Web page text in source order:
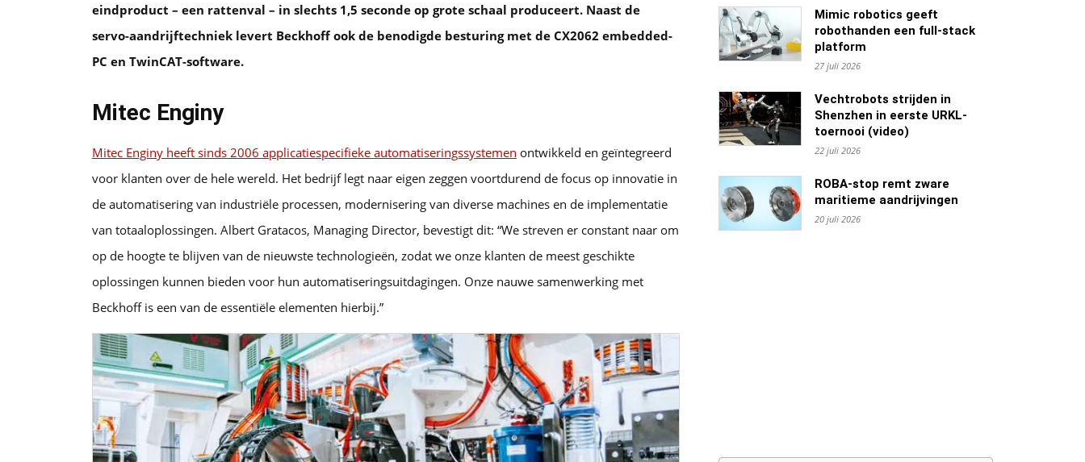
eindproduct – een rattenval – in slechts 1,5 seconde op grote schaal produceert. Naast de
servo-aandrijftechniek levert Beckhoff ook de benodigde besturing met de CX2062 embedded-
PC en TwinCAT-software.
Mitec Enginy
Mitec Enginy heeft sinds 2006 applicatiespecifieke automatiseringssystemen ontwikkeld en geïntegreerd
voor klanten over de hele wereld. Het bedrijf legt naar eigen zeggen voortdurend de focus op innovatie in
de automatisering van industriële processen, modernisering van diverse machines en de implementatie
van totaaloplossingen. Albert Gratacos, Managing Director, bevestigt dit: “We streven er constant naar om
op de hoogte te blijven van de nieuwste technologieën, zodat we onze klanten de meest geschikte
oplossingen kunnen bieden voor hun automatiseringsuitdagingen. Onze nauwe samenwerking met
Beckhoff is een van de essentiële elementen hierbij.”
Mimic robotics geeft
robothanden een full-stack
platform
27 juli 2026
Vechtrobots strijden in
Shenzhen in eerste URKL-
toernooi (video)
22 juli 2026
ROBA-stop remt zware
maritieme aandrijvingen
20 juli 2026